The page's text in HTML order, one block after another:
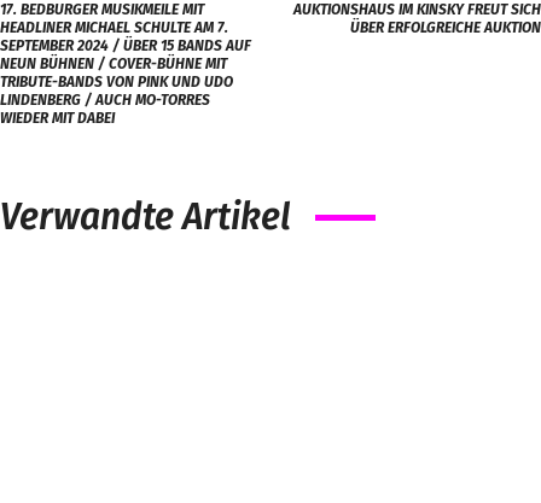
17. BEDBURGER MUSIKMEILE MIT
HEADLINER MICHAEL SCHULTE AM 7.
SEPTEMBER 2024 / ÜBER 15 BANDS AUF
NEUN BÜHNEN / COVER-BÜHNE MIT
TRIBUTE-BANDS VON PINK UND UDO
LINDENBERG / AUCH MO-TORRES
WIEDER MIT DABEI
AUKTIONSHAUS IM KINSKY FREUT SICH
ÜBER ERFOLGREICHE AUKTION
Verwandte Artikel